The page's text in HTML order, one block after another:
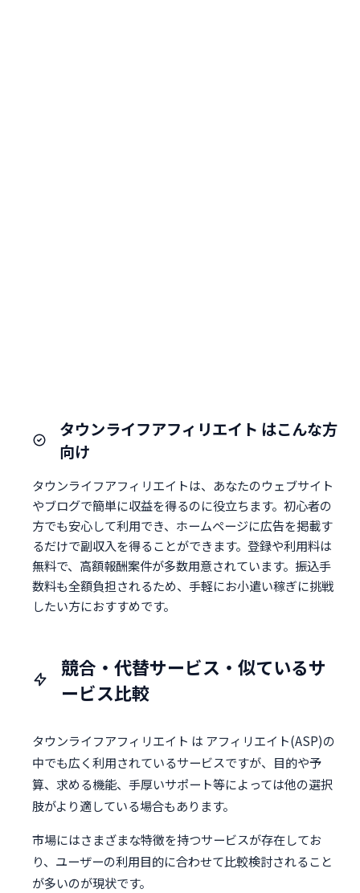
タウンライフアフィリエイト はこんな方
向け
タウンライフアフィリエイトは、あなたのウェブサイト
やブログで簡単に収益を得るのに役立ちます。初心者の
方でも安心して利用でき、ホームページに広告を掲載す
るだけで副収入を得ることができます。登録や利用料は
無料で、高額報酬案件が多数用意されています。振込手
数料も全額負担されるため、手軽にお小遣い稼ぎに挑戦
したい方におすすめです。
競合・代替サービス・似ているサ
ービス比較
タウンライフアフィリエイト は アフィリエイト(ASP)の
中でも広く利用されているサービスですが、目的や予
算、求める機能、手厚いサポート等によっては他の選択
肢がより適している場合もあります。
市場にはさまざまな特徴を持つサービスが存在してお
り、ユーザーの利用目的に合わせて比較検討されること
が多いのが現状です。